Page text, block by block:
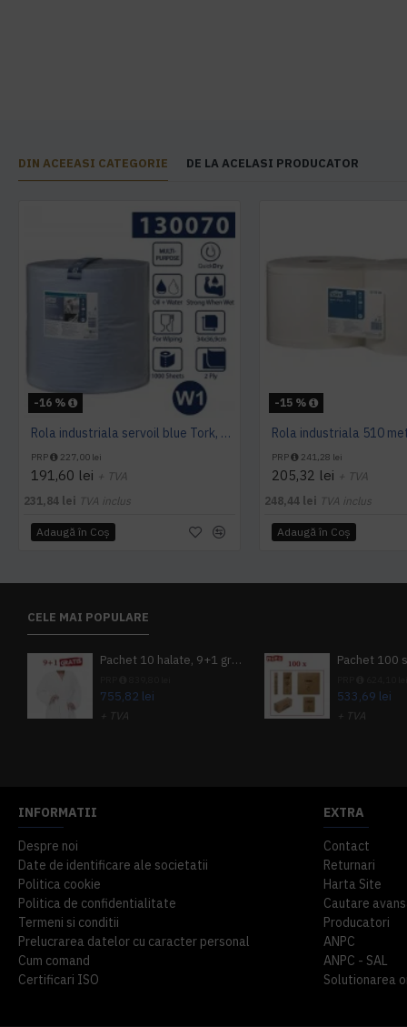
DIN ACEEASI CATEGORIE DE LA ACELASI PRODUCATOR
-16 %
Rola industriala servoil blue Tork, 340 m
PRP 227,00 lei
191,60 lei + TVA
231,84 lei TVA inclus
Adaugă în Coş
-15 %
PRP 241,28 lei
205,32 lei + TVA
248,44 lei TVA inclus
Adaugă în Coş
CELE MAI POPULARE
Pachet 10 halate, 9+1 gratuit
755,82 lei
+ TVA
533,69 lei
+ TVA
INFORMATII
Despre noi
Date de identificare ale societatii
Politica cookie
Politica de confidentialitate
Termeni si conditii
Prelucrarea datelor cu caracter personal
Cum comand
Certificari ISO
EXTRA
Contact
Returnari
Harta Site
Cautare
Producatori
ANPC
ANPC - SAL
Solutionarea